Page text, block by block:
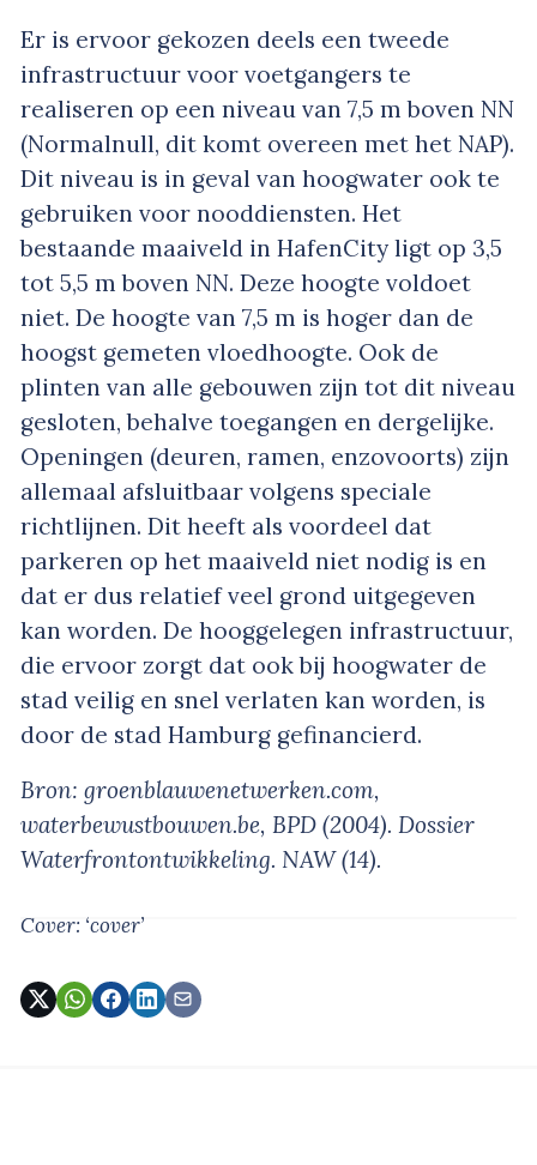
Er is ervoor gekozen deels een tweede
infrastructuur voor voetgangers te
realiseren op een niveau van 7,5 m boven NN
(Normalnull, dit komt overeen met het NAP).
Dit niveau is in geval van hoogwater ook te
gebruiken voor nooddiensten. Het
bestaande maaiveld in HafenCity ligt op 3,5
tot 5,5 m boven NN. Deze hoogte voldoet
niet. De hoogte van 7,5 m is hoger dan de
hoogst gemeten vloedhoogte. Ook de
plinten van alle gebouwen zijn tot dit niveau
gesloten, behalve toegangen en dergelijke.
Openingen (deuren, ramen, enzovoorts) zijn
allemaal afsluitbaar volgens speciale
richtlijnen. Dit heeft als voordeel dat
parkeren op het maaiveld niet nodig is en
dat er dus relatief veel grond uitgegeven
kan worden. De hooggelegen infrastructuur,
die ervoor zorgt dat ook bij hoogwater de
stad veilig en snel verlaten kan worden, is
door de stad Hamburg gefinancierd.
Bron: groenblauwenetwerken.com,
waterbewustbouwen.be, BPD (2004). Dossier
Waterfrontontwikkeling. NAW (14).
Cover: ‘cover’